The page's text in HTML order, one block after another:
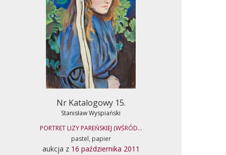
Nr Katalogowy 15.
Stanisław Wyspiański
PORTRET LIZY PAREŃSKIEJ (WŚRÓD...
pastel, papier
aukcja z 16 października 2011